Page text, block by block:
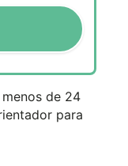
de 24
para